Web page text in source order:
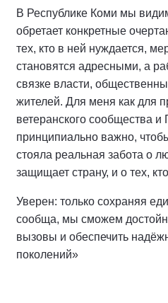
В Республике Коми мы
обретает конкретные
тех, кто в ней нуждается,
становятся адресными, а
связке власти,
жителей. Для меня как для
ветеранского сообщества и
принципиально важно,
стояла реальная забота о
защищает страну, и о тех,
Уверен: только сохраняя
сообща, мы сможем
вызовы и обеспечить
поколений»